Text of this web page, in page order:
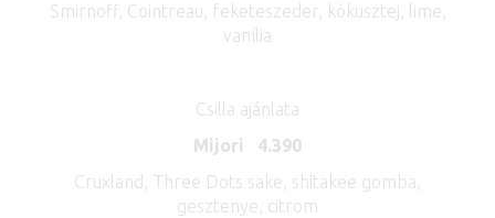
Smirnoff, Cointreau, feketeszeder, kókusztej, lime,
vanília
Csilla ajánlata
Mijori 4.390
Cruxland, Three Dots sake, shitakee gomba,
gesztenye, citrom